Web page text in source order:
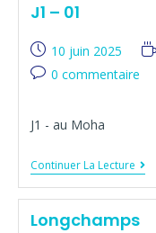
J1 – 01
10 juin 2025
0 commentaire
J1 - au Moha
Continuer La Lecture
Longchamps